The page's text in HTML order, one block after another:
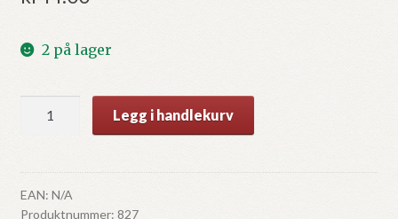
2 på lager
free
will?
Legg i handlekurv
EAN: N/A
Produktnummer: 827